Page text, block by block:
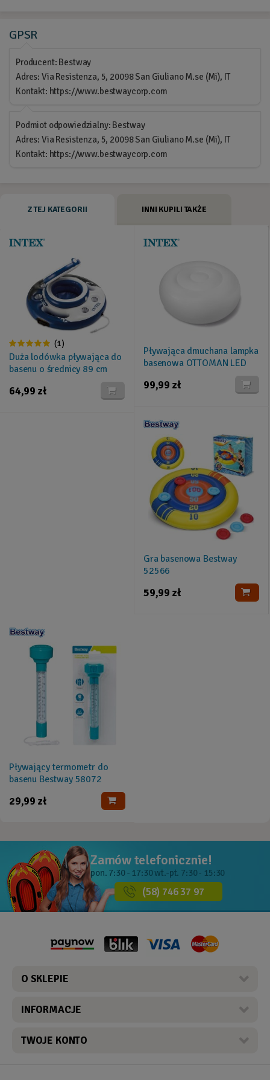
GPSR
Producent: Bestway
Adres: Via Resistenza, 5, 20098 San Giuliano M.se (Mi), IT
Kontakt: https://www.bestwaycorp.com
Podmiot odpowiedzialny: Bestway
Adres: Via Resistenza, 5, 20098 San Giuliano M.se (Mi), IT
Kontakt: https://www.bestwaycorp.com
Z TEJ KATEGORII INNI KUPILI TAKŻE
(1)
Duża lodówka pływająca do
basenu o średnicy 89 cm
64,99 zł
Pływająca dmuchana lampka
basenowa OTTOMAN LED
99,99 zł
Gra basenowa Bestway
52566
59,99 zł
Pływający termometr do
basenu Bestway 58072
29,99 zł
Zamów telefonicznie!
pon. 7:30 - 17:30 wt.-pt. 7:30 - 15:30
(58) 746 37 97
O SKLEPIE
INFORMACJE
TWOJE KONTO